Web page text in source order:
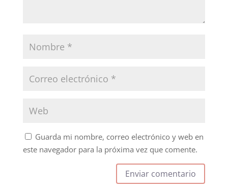
Guarda mi nombre, correo electrónico y web en
este navegador para la próxima vez que comente.